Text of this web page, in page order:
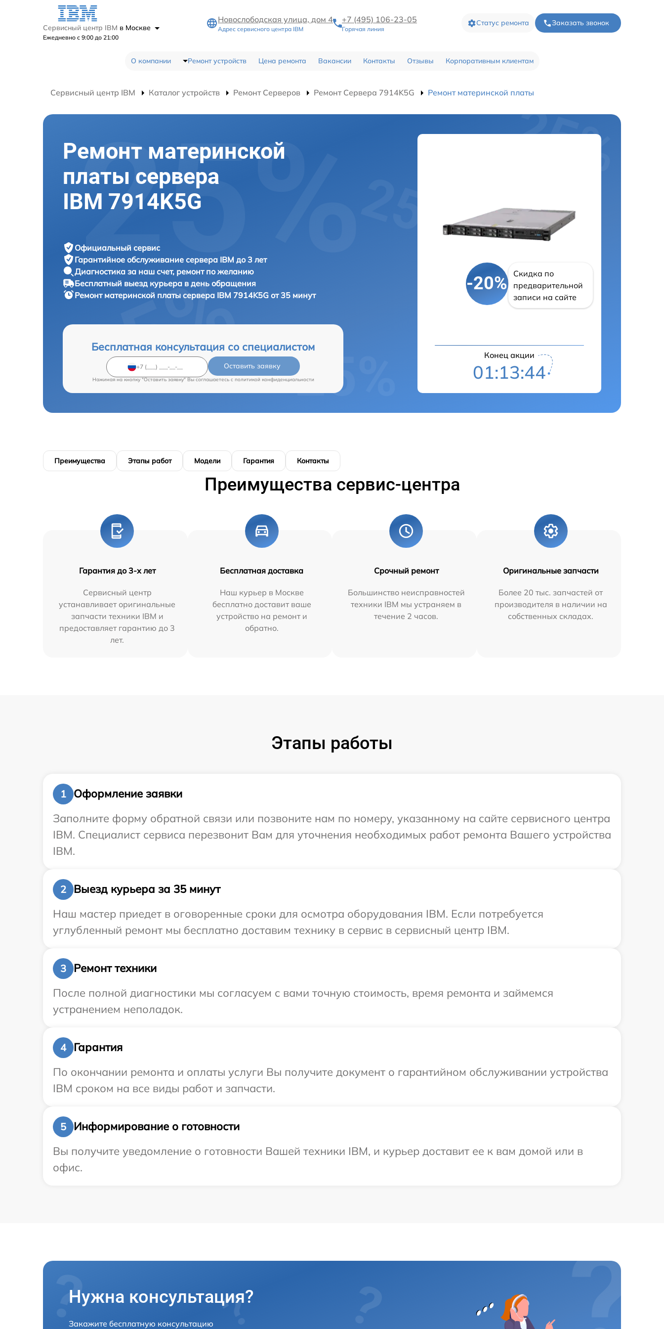
Сервисный центр IBM в Москве
Ежедневно с 9:00 до 21:00
Новослободская улица, дом 4
Адрес сервисного центра IBM
+7 (495) 106-23-05
Горячая линия
Статус ремонта Заказать звонок
О компании Ремонт устройств Цена ремонта Вакансии Контакты Отзывы Корпоративным клиентам
Сервисный центр IBM Каталог устройств Ремонт Серверов Ремонт Сервера 7914K5G Ремонт материнской платы
Ремонт материнской
платы сервера
IBM 7914K5G
Официальный сервис
Гарантийное обслуживание сервера IBM до 3 лет
Диагностика за наш счет, ремонт по желанию
Бесплатный выезд курьера в день обращения
Ремонт материнской платы сервера IBM 7914K5G от 35 минут
Бесплатная консультация со специалистом
Оставить заявку
Нажимая на кнопку "Оставить заявку" Вы соглашаетесь c политикой конфиденциальности
-20%
Скидка по
предварительной
записи на сайте
Конец акции
01:13:43
Преимущества Этапы работ Модели Гарантия Контакты
Преимущества сервис-центра
Гарантия до 3-х лет
Сервисный центр
устанавливает оригинальные
запчасти техники IBM и
предоставляет гарантию до 3
лет.
Бесплатная доставка
Наш курьер в Москве
бесплатно доставит ваше
устройство на ремонт и
обратно.
Срочный ремонт
Большинство неисправностей
техники IBM мы устраняем в
течение 2 часов.
Оригинальные запчасти
Более 20 тыс. запчастей от
производителя в наличии на
собственных складах.
Этапы работы
1
Оформление заявки
Заполните форму обратной связи или позвоните нам по номеру, указанному на сайте сервисного центра
IBM. Специалист сервиса перезвонит Вам для уточнения необходимых работ ремонта Вашего устройства
IBM.
2
Выезд курьера за 35 минут
Наш мастер приедет в оговоренные сроки для осмотра оборудования IBM. Если потребуется
углубленный ремонт мы бесплатно доставим технику в сервис в сервисный центр IBM.
3
Ремонт техники
После полной диагностики мы согласуем с вами точную стоимость, время ремонта и займемся
устранением неполадок.
4
Гарантия
По окончании ремонта и оплаты услуги Вы получите документ о гарантийном обслуживании устройства
IBM сроком на все виды работ и запчасти.
5
Информирование о готовности
Вы получите уведомление о готовности Вашей техники IBM, и курьер доставит ее к вам домой или в
офис.
Нужна консультация?
Закажите бесплатную консультацию